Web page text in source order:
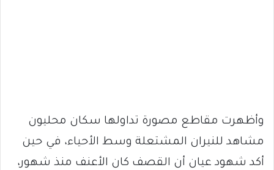
وأظهرت مقاطع مصورة تداولها سكان محليون
مشاهد للنيران المشتعلة وسط الأحياء، في حين
أكد شهود عيان أن القصف كان الأعنف منذ شهور،